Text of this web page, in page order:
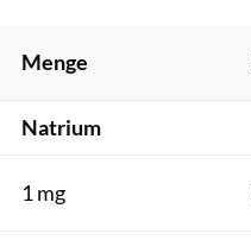
Menge
Natrium
1 mg